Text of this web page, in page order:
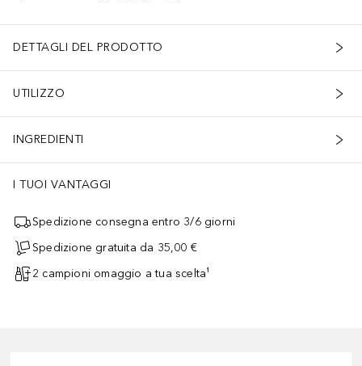
DETTAGLI DEL PRODOTTO
UTILIZZO
INGREDIENTI
I TUOI VANTAGGI
Spedizione consegna entro 3/6 giorni
Spedizione gratuita da 35,00 €
2 campioni omaggio a tua scelta¹